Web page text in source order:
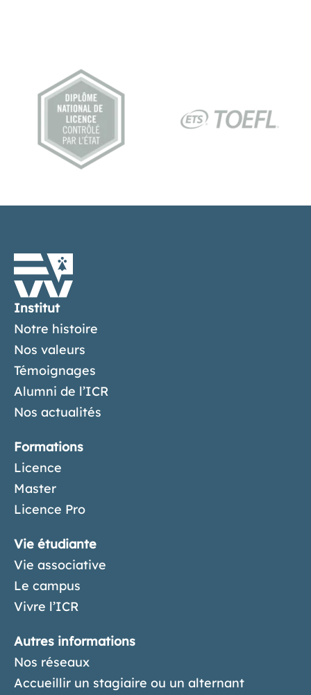
Institut
Notre histoire
Nos valeurs
Témoignages
Alumni de l’ICR
Nos actualités
Formations
Licence
Master
Licence Pro
Vie étudiante
Vie associative
Le campus
Vivre l’ICR
Autres informations
Nos réseaux
Accueillir un stagiaire ou un alternant